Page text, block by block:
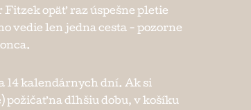
opäť raz úspešne pletie
vedie len jedna cesta - pozorne
14 kalendárnych dní. Ak si
požičať na dlhšiu dobu, v košíku